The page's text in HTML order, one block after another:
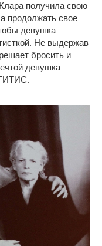
получила свою
продолжать свое
девушка
Не выдержав
бросить и
девушка